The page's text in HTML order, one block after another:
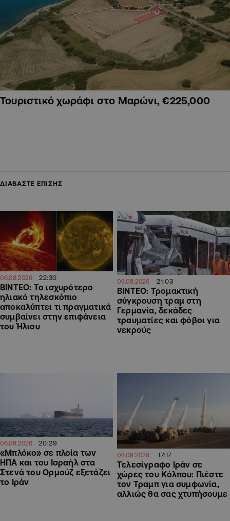
Τουριστικό χωράφι στο Μαρώνι, €225,000
ΔΙΑΒΑΣΤΕ ΕΠΙΣΗΣ
06.08.2026 22:30
ΒΙΝΤΕΟ: Το ισχυρότερο
ηλιακό τηλεσκόπιο
αποκαλύπτει τι πραγματικά
συμβαίνει στην επιφάνεια
του Ήλιου
06.08.2026 21:03
ΒΙΝΤΕΟ: Τρομακτική
σύγκρουση τραμ στη
Γερμανία, δεκάδες
τραυματίες και φόβοι για
νεκρούς
06.08.2026 20:29
«Μπλόκο» σε πλοία των
ΗΠΑ και του Ισραήλ στα
Στενά του Ορμούζ εξετάζει
το Ιράν
06.08.2026 17:17
Τελεσίγραφο Ιράν σε
χώρες του Κόλπου: Πιέστε
τον Τραμπ για συμφωνία,
αλλιώς θα σας χτυπήσουμε